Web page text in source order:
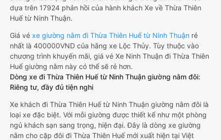
dựa trên 17924 phản hồi của hành khách Xe về Thừa Thiên
Huế từ Ninh Thuận.
Giá vé xe giường nằm đi Thừa Thiên Huế từ Ninh Thuận rẻ
nhất là 400000VND của hãng xe Lộc Thủy. Tùy thuộc vào
chương trình khuyến mãi, giá vé Xe Ninh Thuận đi Thừa Thiên
Huế giường nằm này có thể sẽ rẻ hơn.
Dòng xe đi Thừa Thiên Huế từ Ninh Thuận giường nằm đôi:
Riêng tư, đầy đủ tiện nghi
Xe khách đi Thừa Thiên Huế từ Ninh Thuận giường nằm đôi là
loại xe đặc biệt. Với mỗi giường được thiết kế như một phòng
ngủ khách sạn sang trọng, hiện đại. Đây là dòng xe giường
nằm cho cặp đôi đi Thừa Thiên Huế mới xuất hiện tại Việt